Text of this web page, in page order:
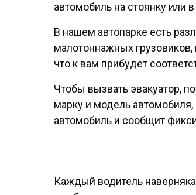
автомобиль на стоянку или
В нашем автопарке есть
малотоннажных
что к вам прибудет
Чтобы вызвать эвакуатор,
марку и модель
автомобиль и сообщит
Каждый водитель